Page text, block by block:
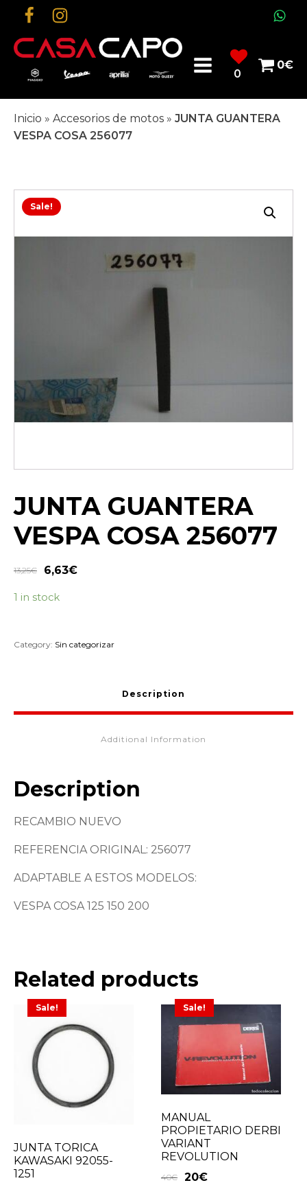
0
0€
Inicio » Accesorios de motos » JUNTA GUANTERA
VESPA COSA 256077
Sale!
JUNTA GUANTERA
VESPA COSA 256077
13,25€ 6,63€
1 in stock
Category: Sin categorizar
Description
Additional Information
Description
RECAMBIO NUEVO
REFERENCIA ORIGINAL: 256077
ADAPTABLE A ESTOS MODELOS:
VESPA COSA 125 150 200
Related products
Sale!
JUNTA TORICA
KAWASAKI 92055-
1251
Sale!
MANUAL
PROPIETARIO DERBI
VARIANT
REVOLUTION
40€ 20€